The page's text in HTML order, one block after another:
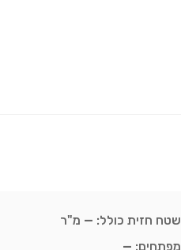
שטח חזית כולל: — מ"ר
מפתחים: —